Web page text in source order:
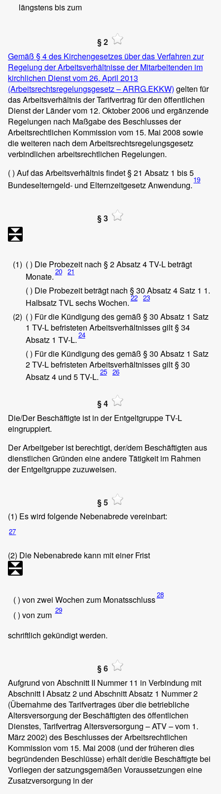
längstens bis zum
§ 2
Gemäß § 4 des Kirchengesetzes über das Verfahren zur
Regelung der Arbeitsverhältnisse der Mitarbeitenden im
kirchlichen Dienst vom 26. April 2013
(Arbeitsrechtsregelungsgesetz – ARRG.EKKW) gelten für
das Arbeitsverhältnis der Tarifvertrag für den öffentlichen
Dienst der Länder vom 12. Oktober 2006 und ergänzende
Regelungen nach Maßgabe des Beschlusses der
Arbeitsrechtlichen Kommission vom 15. Mai 2008 sowie
die weiteren nach dem Arbeitsrechtsregelungsgesetz
verbindlichen arbeitsrechtlichen Regelungen.
( ) Auf das Arbeitsverhältnis findet § 21 Absatz 1 bis 5
Bundeselterngeld- und Elternzeitgesetz Anwendung. 19
§ 3
(1) ( ) Die Probezeit nach § 2 Absatz 4 TV-L beträgt
Monate. 20 21
( ) Die Probezeit beträgt nach § 30 Absatz 4 Satz 1 1.
Halbsatz TVL sechs Wochen.22 23
(2) ( ) Für die Kündigung des gemäß § 30 Absatz 1 Satz
1 TV-L befristeten Arbeitsverhältnisses gilt § 34
Absatz 1 TV-L. 24
( ) Für die Kündigung des gemäß § 30 Absatz 1 Satz
2 TV-L befristeten Arbeitsverhältnisses gilt § 30
Absatz 4 und 5 TV-L. 25 26
§ 4
Die/Der Beschäftigte ist in der EntgeltgruppeTV-L
eingruppiert.
Der Arbeitgeber ist berechtigt, der/dem Beschäftigten aus
dienstlichen Gründen eine andere Tätigkeit im Rahmen
der Entgeltgruppe zuzuweisen.
§ 5
(1) Es wird folgende Nebenabrede vereinbart:
27
(2) Die Nebenabrede kann mit einer Frist
( ) von zwei Wochen zum Monatsschluss28
( ) von zum 29
schriftlich gekündigt werden.
§ 6
Aufgrund von Abschnitt II Nummer 11 in Verbindung mit
Abschnitt I Absatz 2 und Abschnitt Absatz 1 Nummer 2
(Übernahme des Tarifvertrages über die betriebliche
Altersversorgung der Beschäftigten des öffentlichen
Dienstes, Tarifvertrag Altersversorgung – ATV – vom 1.
März 2002) des Beschlusses der Arbeitsrechtlichen
Kommission vom 15. Mai 2008 (und der früheren dies
begründenden Beschlüsse) erhält der/die Beschäftigte bei
Vorliegen der satzungsgemäßen Voraussetzungen eine
Zusatzversorgung in der